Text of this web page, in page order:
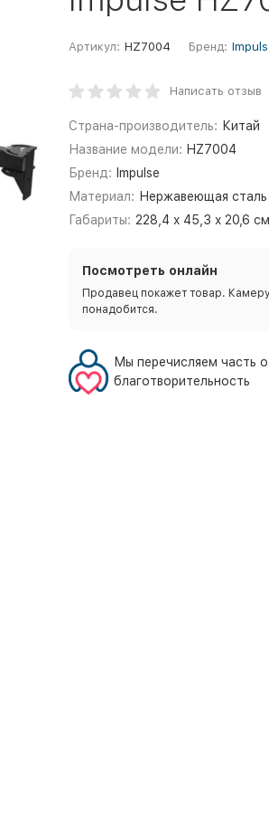
Артикул: HZ7004 Бренд:
Написать отзыв
Страна-производитель: Китай
Название модели: HZ7004
Бренд: Impulse
Материал: Нержавеющая сталь
Габариты: 228,4 x 45,3 x 20,6
Посмотреть онлайн
Продавец покажет товар.
понадобится.
Мы перечисляем часть
благотворительность